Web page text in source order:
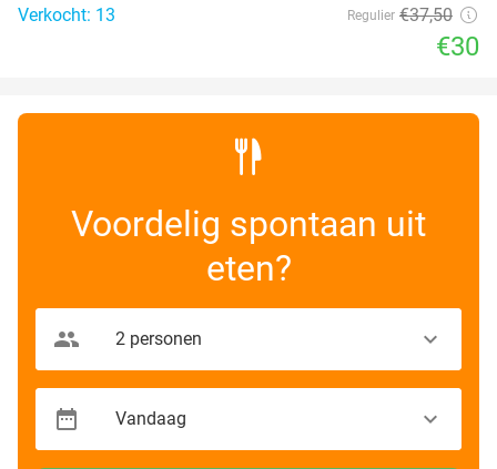
Verkocht: 13 Regulier €37,50
€30
Voordelig spontaan uit
eten?